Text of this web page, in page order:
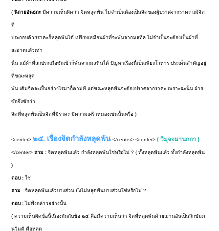
( นิกายอันธกะมีความเห็นผิดว่า จิตหลุดพ้น ไม่จำเป็นต้องเป็นจิตของผู้ปราศจากราคะ แม้จิต
ที่
ประกอบด้วยราคะก็หลุดพ้นได้ เปรียบเหมือนผ้าที่จะพ้นจากมลทิล ไม่จำเป็นจะต้องเป็นผ้าที่
สะอาดแล้วเท่า
นั้น แม้ผ้าที่สกปรกเมื่อซักเข้าก็พ้นจากมลทินได้ ปัญหาเรื่องนี้เป็นเพียงโวหาร ประเด็นสำคัญอยู่
ที่ขณะหลุด
พ้น เดิมจิตจะเป็นอย่างไรมาก็ตามที แต่ขณะหลุดพ้นจะต้องปราศจากราคะ เพราะฉะนั้น ฝ่าย
ซักจึงซักว่า
จิตที่หลุดพ้นเป็นจิตที่มีราคะ มีความเศร้าหมองเช่นนั้นหรือ )
<center>๒๕. เรื่องจิตกำลังหลุดพ้น </center> <center>( วิมุจจมานกถา )
</center>ถาม :จิตหลุดพ้นแล้ว กำลังหลุดพ้นใช่หรือไม่ ? ( ทั้งหลุดพ้นแล้ว ทั้งกำลังหลุดพ้น
)
ตอบ :ใช่
ถาม :จิตหลุดพ้นแล้วบางส่วน ยังไม่หลุดพ้นบางส่วนใช่หรือไม่ ?
ตอบ :ไม่พึงกล่าวอย่างนั้น
( ความเห็นผิดข้อนี้เนื่องกันกับข้อ ๒๔ คือมีความเห็นว่า จิตที่หลุดพ้นด้วยฌานอันเป็นวิกขัมภ
นวิมุติ คือหลุด